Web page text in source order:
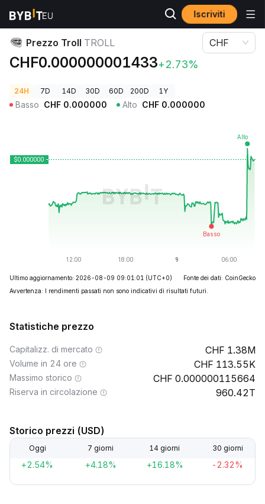
Iscriviti
Prezzi Crypto
Prezzo Troll TROLL
CHF0.000000001433+2.73%
CHF
24H 7D 14D 30D 60D 200D 1Y
Basso CHF 0.000000 Alto CHF 0.000000
Ultimo aggiornamento: 2026-08-09 09:01:01 (UTC+0)
Fonte dei dati: CoinGecko
Avvertenza: I rendimenti passati non sono indicativi di risultati futuri.
Statistiche prezzo
Capitalizz. di mercato 1.38M
Volume in 24 ore 113.55K
Massimo storico 0.000000115664
Riserva in circolazione 960.42T
Storico prezzi (USD)
Oggi 7 giorni 14 giorni 30 giorni
+2.54% +4.18% +16.18% -2.32%